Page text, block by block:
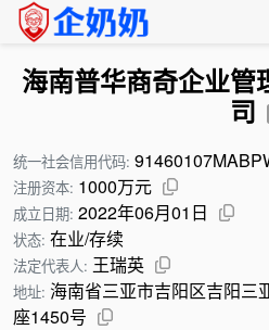
海南普华商奇企业管
司
统一社会信用代码:
注册资本: 1000万元
成立日期: 2022年06月01日
状态: 在业/存续
法定代表人: 王瑞英
地址: 海南省三亚市吉阳区吉阳三
座1450号